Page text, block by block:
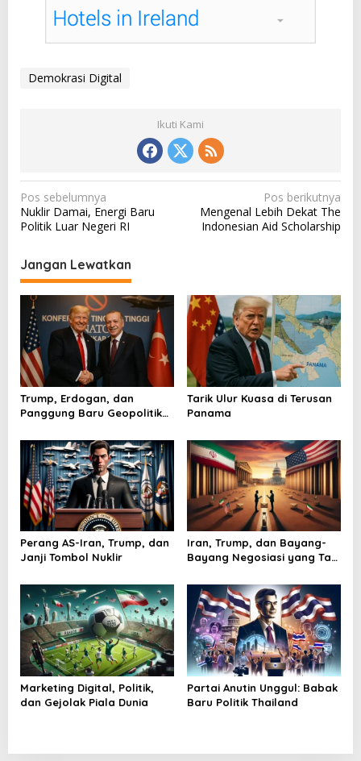
Demokrasi Digital
Ikuti Kami
N
a
i
g
a
s
i
p
o
s
Pos sebelumnya
Nuklir Damai, Energi Baru
Politik Luar Negeri RI
Pos berikutnya
Mengenal Lebih Dekat The
Indonesian Aid Scholarship
Jangan Lewatkan
Trump, Erdogan, dan
Panggung Baru Geopolitik
Tarik Ulur Kuasa di Terusan
Panama
Perang AS-Iran, Trump, dan
Janji Tombol Nuklir
Iran, Trump, dan Bayang-
Bayang Negosiasi yang Tak
Marketing Digital, Politik,
dan Gejolak Piala Dunia
Partai Anutin Unggul: Babak
Baru Politik Thailand